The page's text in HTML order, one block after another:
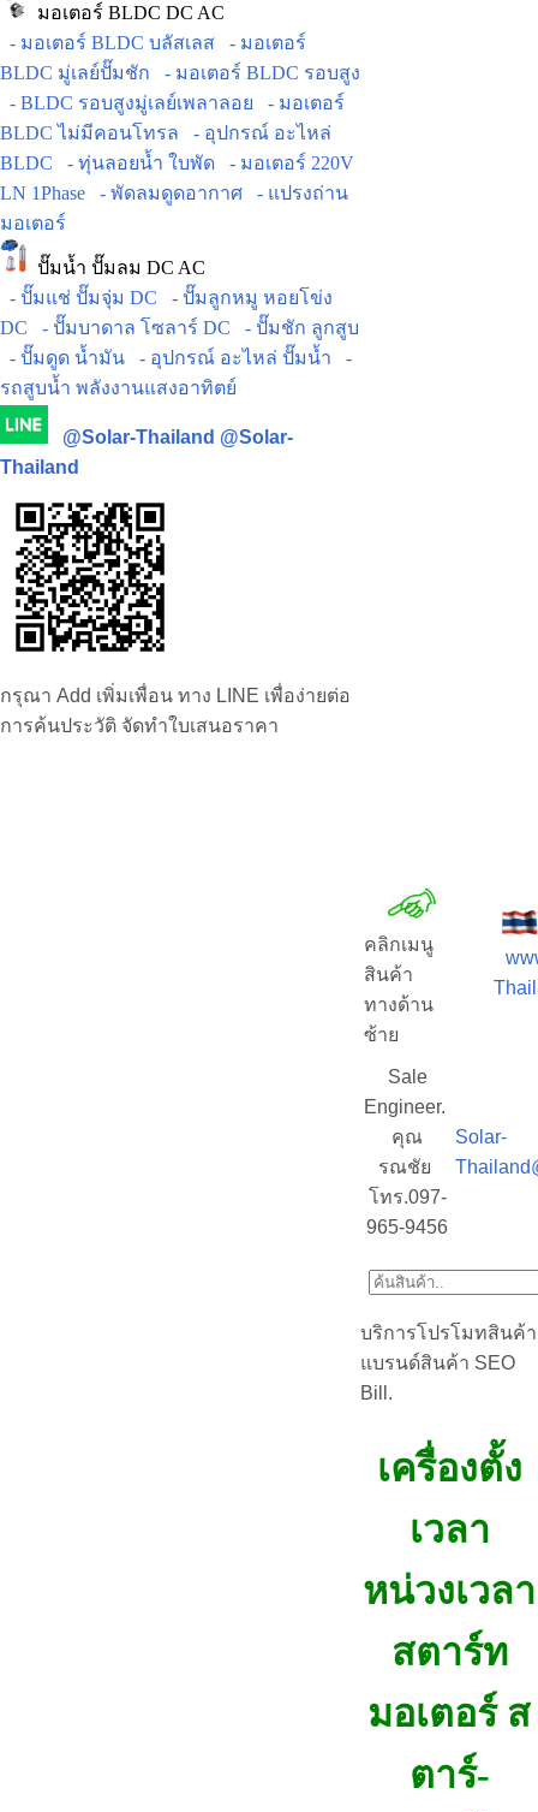
มอเตอร์ BLDC DC AC
- มอเตอร์ BLDC บลัสเลส
- มอเตอร์
BLDC มู่เลย์ปั๊มชัก
- มอเตอร์ BLDC รอบสูง
- BLDC รอบสูงมู่เลย์เพลาลอย
- มอเตอร์
BLDC ไม่มีคอนโทรล
- อุปกรณ์ อะไหล่
BLDC
- ทุ่นลอยน้ำ ใบพัด
- มอเตอร์ 220V
LN 1Phase
- พัดลมดูดอากาศ
- แปรงถ่าน
มอเตอร์
ปั๊มน้ำ ปั๊มลม DC AC
- ปั๊มแช่ ปั๊มจุ่ม DC
- ปั๊มลูกหมู หอยโข่ง
DC
- ปั๊มบาดาล โซลาร์ DC
- ปั๊มชัก ลูกสูบ
- ปั๊มดูด น้ำมัน
- อุปกรณ์ อะไหล่ ปั๊มน้ำ
-
รถสูบน้ำ พลังงานแสงอาทิตย์
@Solar-Thailand @Solar-
Thailand
กรุณา Add เพิ่มเพื่อน ทาง LINE เพื่อง่ายต่อ
การค้นประวัติ จัดทำใบเสนอราคา
คลิกเมนู
สินค้า
ทางด้าน
ซ้าย
Sale
Engineer.
คุณ
รณชัย
โทร.097-
965-9456
Solar-
บริการโปรโมทสินค้า
แบรนด์สินค้า SEO
Bill.
เครื่องตั้ง
เวลา
หน่วงเวลา
สตาร์ท
มอเตอร์ ส
ตาร์-